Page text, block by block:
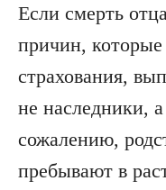
Если смерть
причин,
страхования,
не наследники,
сожалению,
пребывают в